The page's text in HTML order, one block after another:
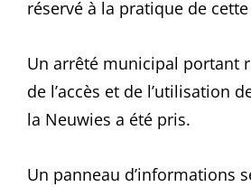
réservé à la pratique de
Un arrêté municipal portant
de l’accès et de l’utilisation
la Neuwies a été pris.
Un panneau d’informations